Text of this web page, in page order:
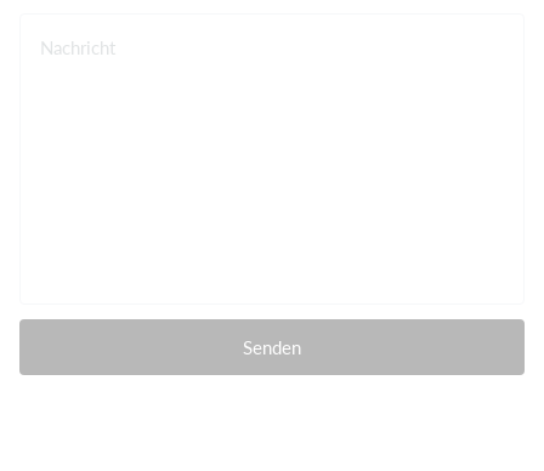
Nachricht
Senden